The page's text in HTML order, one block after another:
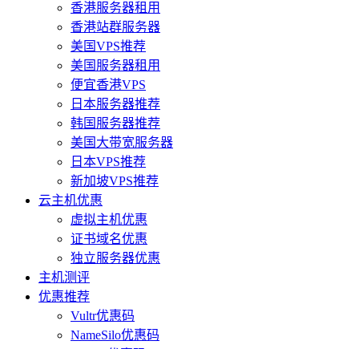
香港服务器租用
香港站群服务器
美国VPS推荐
美国服务器租用
便宜香港VPS
日本服务器推荐
韩国服务器推荐
美国大带宽服务器
日本VPS推荐
新加坡VPS推荐
云主机优惠
虚拟主机优惠
证书域名优惠
独立服务器优惠
主机测评
优惠推荐
Vultr优惠码
NameSilo优惠码